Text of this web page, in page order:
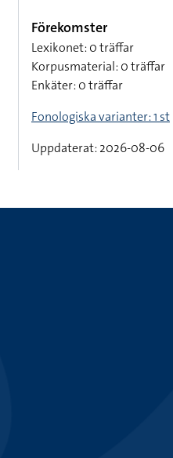
Förekomster
Lexikonet: 0 träffar
Korpusmaterial: 0 träffar
Enkäter: 0 träffar
Fonologiska varianter: 1 st
Uppdaterat: 2026-08-06